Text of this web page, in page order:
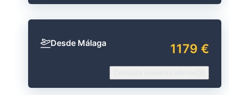
Desde Málaga 1179 €